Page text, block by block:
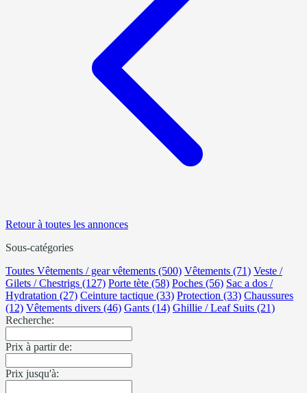
Retour à toutes les annonces
Sous-catégories
Toutes Vêtements / gear vêtements (500) Vêtements (71) Veste /
Gilets / Chestrigs (127) Porte tète (58) Poches (56) Sac a dos /
Hydratation (27) Ceinture tactique (33) Protection (33) Chaussures
(12) Vêtements divers (46) Gants (14) Ghillie / Leaf Suits (21)
Recherche:
Prix à partir de:
Prix jusqu'à: